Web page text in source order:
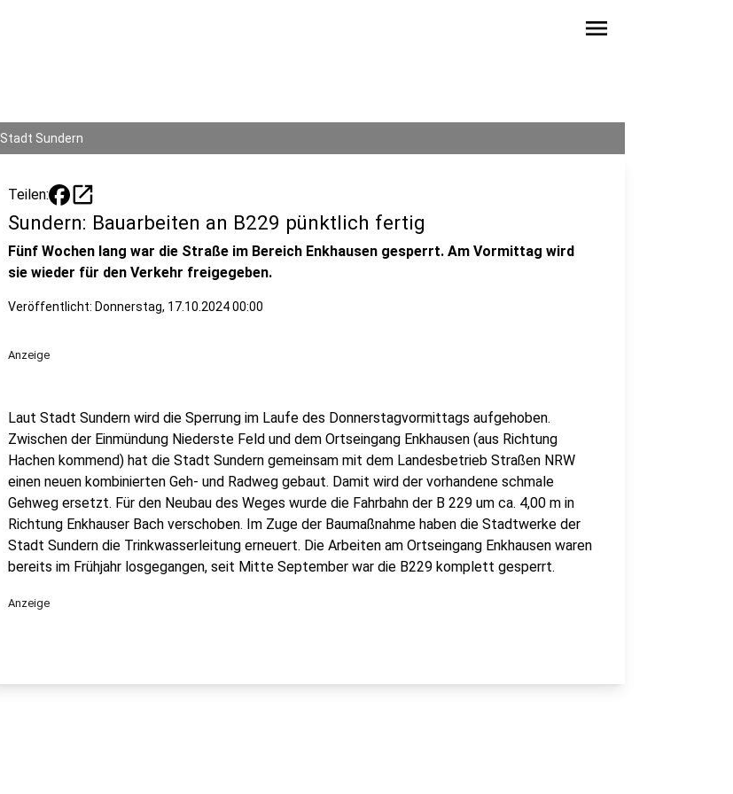
menu
Stadt Sundern
Teilen: open_in_new
Sundern: Bauarbeiten an B229 pünktlich fertig
Fünf Wochen lang war die Straße im Bereich Enkhausen gesperrt. Am Vormittag wird
sie wieder für den Verkehr freigegeben.
Veröffentlicht: Donnerstag, 17.10.2024 00:00
Anzeige
Laut Stadt Sundern wird die Sperrung im Laufe des Donnerstagvormittags aufgehoben.
Zwischen der Einmündung Niederste Feld und dem Ortseingang Enkhausen (aus Richtung
Hachen kommend) hat die Stadt Sundern gemeinsam mit dem Landesbetrieb Straßen NRW
einen neuen kombinierten Geh- und Radweg gebaut. Damit wird der vorhandene schmale
Gehweg ersetzt. Für den Neubau des Weges wurde die Fahrbahn der B 229 um ca. 4,00 m in
Richtung Enkhauser Bach verschoben. Im Zuge der Baumaßnahme haben die Stadtwerke der
Stadt Sundern die Trinkwasserleitung erneuert. Die Arbeiten am Ortseingang Enkhausen waren
bereits im Frühjahr losgegangen, seit Mitte September war die B229 komplett gesperrt.
Anzeige